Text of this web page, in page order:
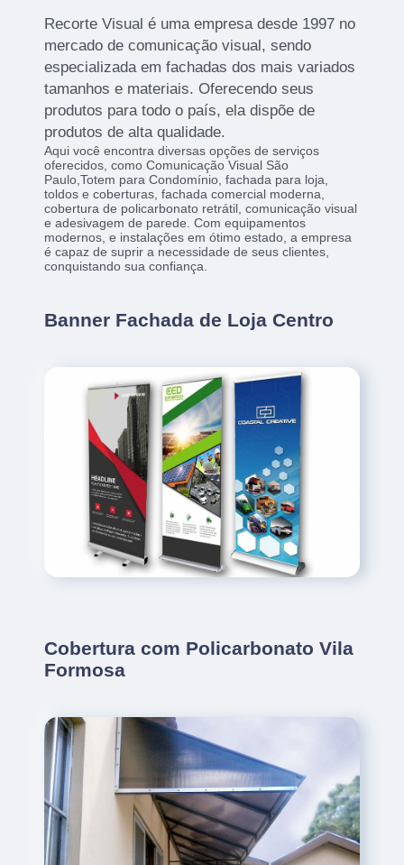
Recorte Visual é uma empresa desde 1997 no
mercado de comunicação visual, sendo
especializada em fachadas dos mais variados
tamanhos e materiais. Oferecendo seus
produtos para todo o país, ela dispõe de
produtos de alta qualidade.
Aqui você encontra diversas opções de serviços
oferecidos, como Comunicação Visual São
Paulo,Totem para Condomínio, fachada para loja,
toldos e coberturas, fachada comercial moderna,
cobertura de policarbonato retrátil, comunicação visual
e adesivagem de parede. Com equipamentos
modernos, e instalações em ótimo estado, a empresa
é capaz de suprir a necessidade de seus clientes,
conquistando sua confiança.
Banner Fachada de Loja Centro
Cobertura com Policarbonato Vila
Formosa